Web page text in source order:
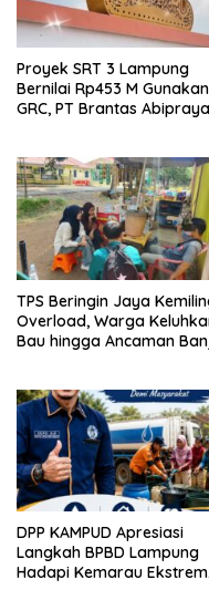
Proyek SRT 3 Lampung
Bernilai Rp453 M Gunakan
GRC, PT Brantas Abipraya
TPS Beringin Jaya
Overload, Warga
Bau hingga Ancaman
DPP KAMPUD Apresiasi
Langkah BPBD Lampung
Hadapi Kemarau Ekstrem